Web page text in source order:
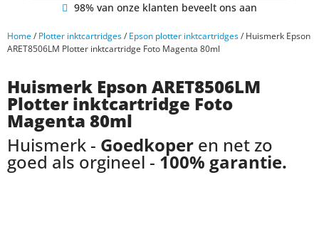
98% van onze klanten beveelt ons aan
Home/ Plotter inktcartridges/ Epson plotter inktcartridges/ Huismerk Epson
ARET8506LM Plotter inktcartridge Foto Magenta 80ml
Huismerk Epson ARET8506LM
Plotter inktcartridge Foto
Magenta 80ml
Huismerk - Goedkoper en net zo
goed als orgineel - 100% garantie.